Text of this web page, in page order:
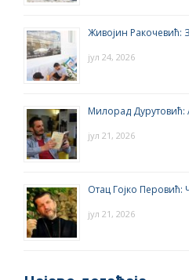
Живојин Ракочевић:
јул 24, 2026
Милорад Дурутовић:
јул 21, 2026
Отац Гојко Перовић:
јул 21, 2026